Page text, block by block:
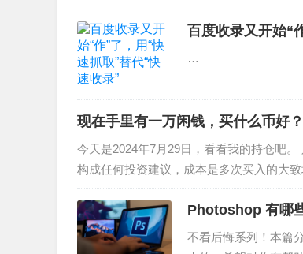
百度收录又开始“
…
现在手里有一万闲钱，买什么币好？
今天是2024年7月29日，看看我的持仓吧
构成任何投资建议，成本是多次买入的大
Photoshop 有哪
不看后悔系列！本篇